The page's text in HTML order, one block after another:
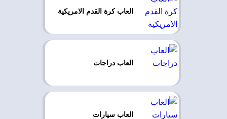
العاب كرة القدم الامريكية
العاب دراجات
العاب سيارات